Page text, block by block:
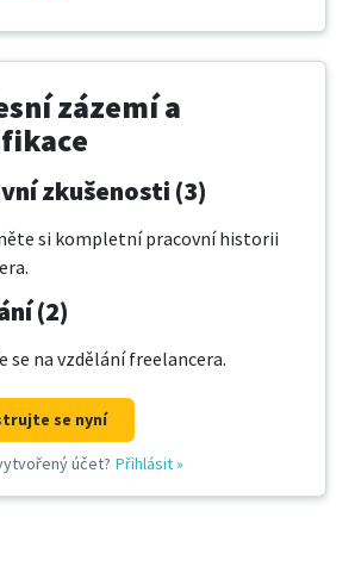
zázemí a
zkušenosti (3)
si kompletní pracovní historii
(2)
se na vzdělání freelancera.
se nyní
účet? Přihlásit»